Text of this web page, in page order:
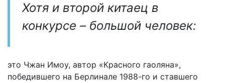
Хотя и второй китаец в
конкурсе – большой человек:
это Чжан Имоу, автор «Красного гаоляна»,
победившего на Берлинале 1988-го и ставшего